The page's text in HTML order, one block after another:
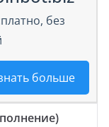
без
больше